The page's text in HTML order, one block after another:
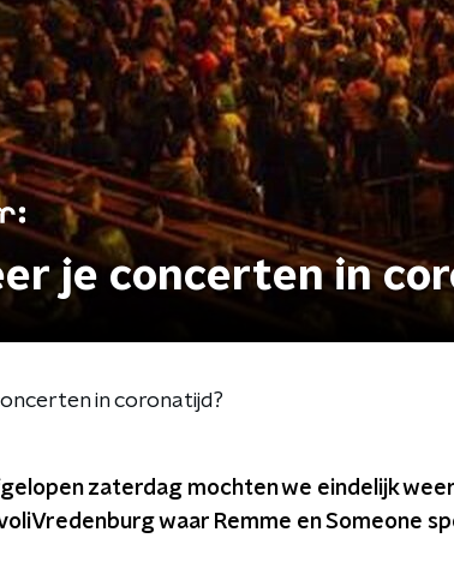
je concerten in
in coronatijd?
zaterdag mochten we eindelijk
waar Remme en Someone